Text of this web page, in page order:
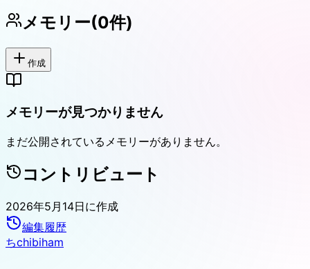
メモリー(0件)
作成
メモリーが見つかりません
まだ公開されているメモリーがありません。
コントリビュート
2026年5月14日に作成
編集履歴
ちchibiham